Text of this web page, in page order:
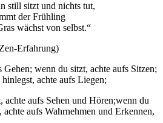
still sitzt und nichts tut,
der Frühling
wächst von selbst.“
Erfahrung)
Gehen; wenn du sitzt, achte aufs Sitzen;
achte aufs Liegen;
achte aufs Sehen und Hören;wenn du
aufs Wahrnehmen und Erkennen,